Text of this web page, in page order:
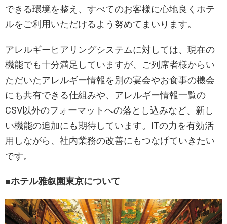
できる環境を整え、すべてのお客様に心地良くホテ
ルをご利用いただけるよう努めてまいります。
アレルギーヒアリングシステムに対しては、現在の
機能でも十分満足していますが、ご列席者様からい
ただいたアレルギー情報を別の宴会やお食事の機会
にも共有できる仕組みや、アレルギー情報一覧の
CSV以外のフォーマットへの落とし込みなど、新し
い機能の追加にも期待しています。ITの力を有効活
用しながら、社内業務の改善にもつなげていきたい
です。
■ホテル雅叙園東京について